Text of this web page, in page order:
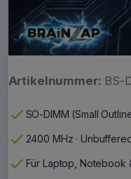
Artikelnummer: BS-
check SO-DIMM (Small
check 2400 MHz · Unbuffered
check Für Laptop, Notebook